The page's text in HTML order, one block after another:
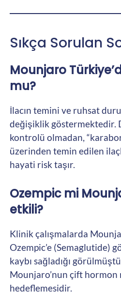
Sıkça Sorulan
Mounjaro
mu?
İlacın temini ve ruhsat
değişiklik göstermektedir.
kontrolü olmadan,
üzerinden temin edilen
hayati risk taşır.
Ozempic mi
etkili?
Klinik çalışmalarda
Ozempic’e (Semaglutide)
kaybı sağladığı
Mounjaro’nun çift hormon
hedeflemesidir.